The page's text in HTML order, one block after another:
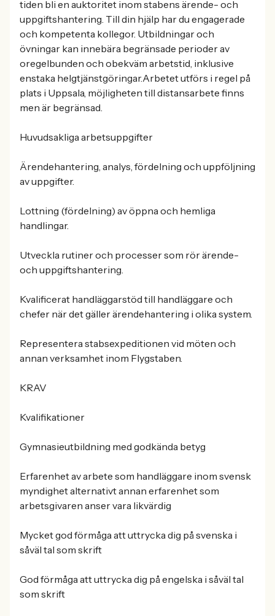
tiden bli en auktoritet inom stabens ärende- och
uppgiftshantering. Till din hjälp har du engagerade
och kompetenta kollegor. Utbildningar och
övningar kan innebära begränsade perioder av
oregelbunden och obekväm arbetstid, inklusive
enstaka helgtjänstgöringar.Arbetet utförs i regel på
plats i Uppsala, möjligheten till distansarbete finns
men är begränsad.
Huvudsakliga arbetsuppgifter
Ärendehantering, analys, fördelning och uppföljning
av uppgifter.
Lottning (fördelning) av öppna och hemliga
handlingar.
Utveckla rutiner och processer som rör ärende-
och uppgiftshantering.
Kvalificerat handläggarstöd till handläggare och
chefer när det gäller ärendehantering i olika system.
Representera stabsexpeditionen vid möten och
annan verksamhet inom Flygstaben.
KRAV
Kvalifikationer
Gymnasieutbildning med godkända betyg
Erfarenhet av arbete som handläggare inom svensk
myndighet alternativt annan erfarenhet som
arbetsgivaren anser vara likvärdig
Mycket god förmåga att uttrycka dig på svenska i
såväl tal som skrift
God förmåga att uttrycka dig på engelska i såväl tal
som skrift